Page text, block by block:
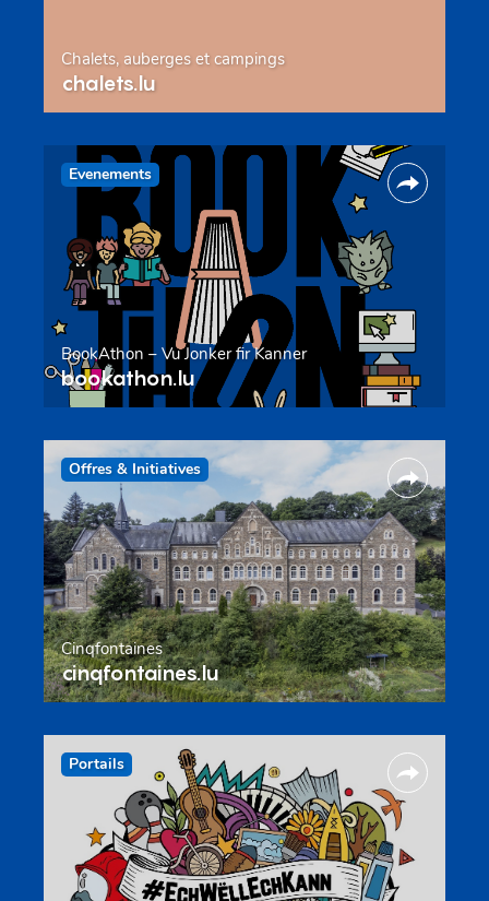
Chalets, auberges et campings
chalets.lu
Evenements
BookAthon – Vu Jonker fir Kanner
bookathon.lu
Offres & Initiatives
Cinqfontaines
cinqfontaines.lu
Portails